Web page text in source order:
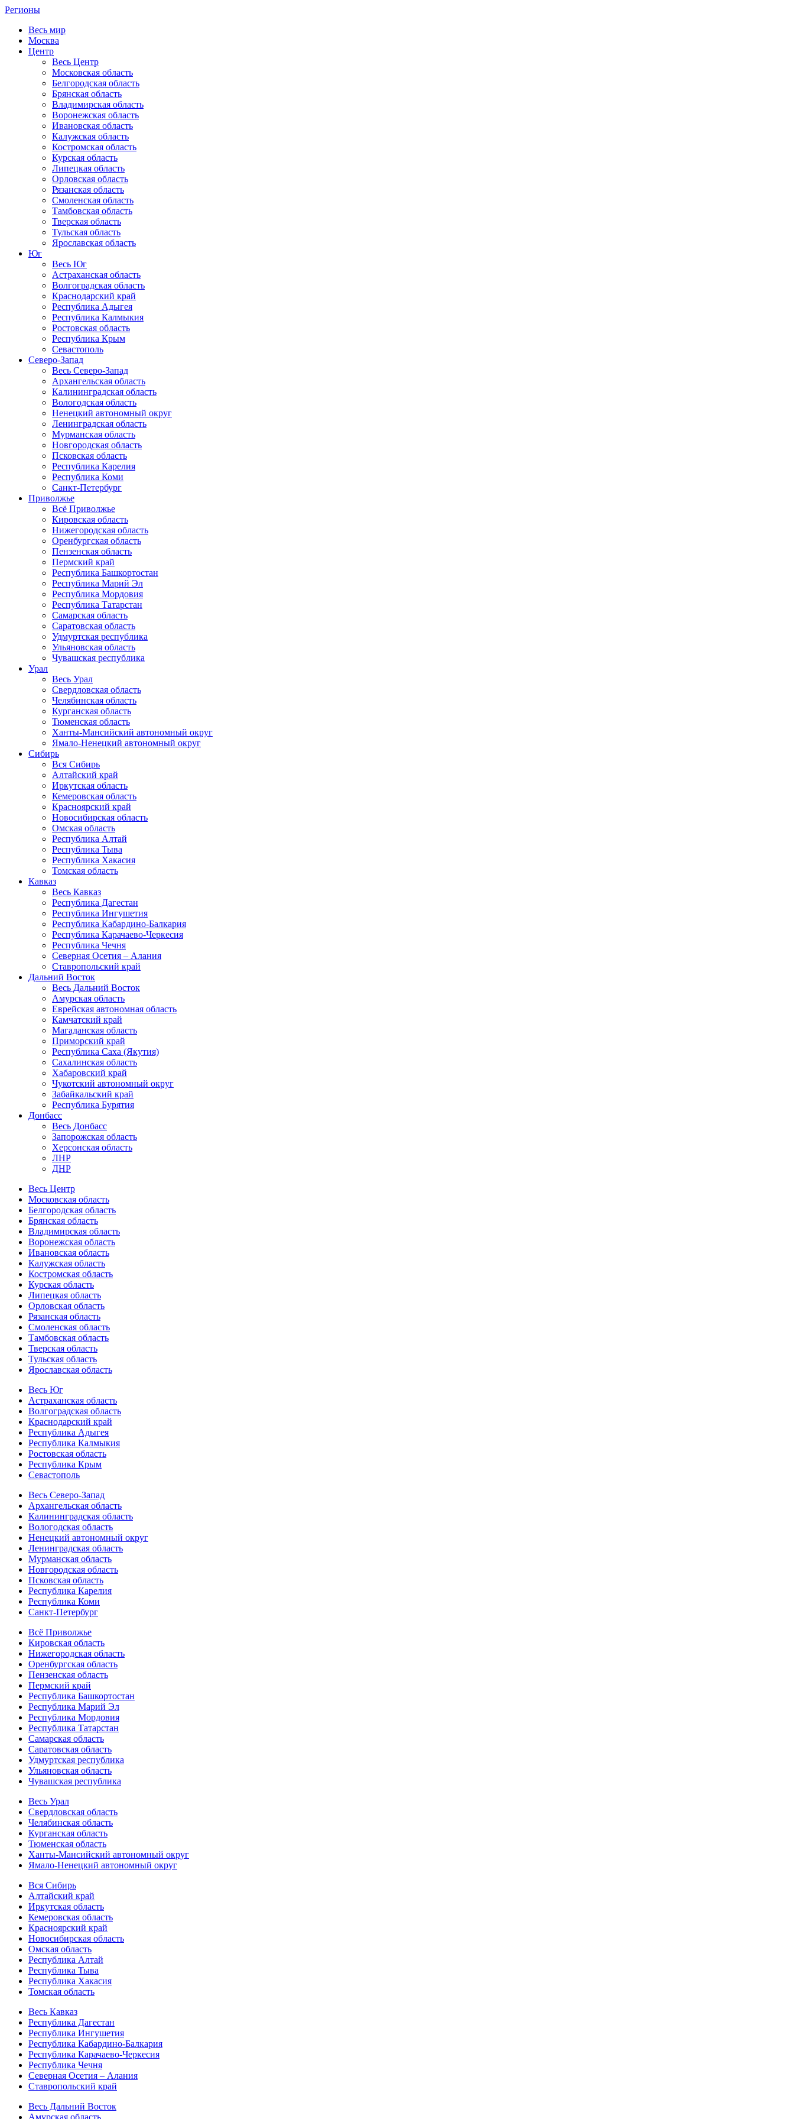
Регионы
Весь мир
Москва
Центр
Весь Центр
Московская область
Белгородская область
Брянская область
Владимирская область
Воронежская область
Ивановская область
Калужская область
Костромская область
Курская область
Липецкая область
Орловская область
Рязанская область
Смоленская область
Тамбовская область
Тверская область
Тульская область
Ярославская область
Юг
Весь Юг
Астраханская область
Волгоградская область
Краснодарский край
Республика Адыгея
Республика Калмыкия
Ростовская область
Республика Крым
Севастополь
Северо-Запад
Весь Северо-Запад
Архангельская область
Калининградская область
Вологодская область
Ненецкий автономный округ
Ленинградская область
Мурманская область
Новгородская область
Псковская область
Республика Карелия
Республика Коми
Санкт-Петербург
Приволжье
Всё Приволжье
Кировская область
Нижегородская область
Оренбургская область
Пензенская область
Пермский край
Республика Башкортостан
Республика Марий Эл
Республика Мордовия
Республика Татарстан
Самарская область
Саратовская область
Удмуртская республика
Ульяновская область
Чувашская республика
Урал
Весь Урал
Свердловская область
Челябинская область
Курганская область
Тюменская область
Ханты-Мансийский автономный округ
Ямало-Ненецкий автономный округ
Сибирь
Вся Сибирь
Алтайский край
Иркутская область
Кемеровская область
Красноярский край
Новосибирская область
Омская область
Республика Алтай
Республика Тыва
Республика Хакасия
Томская область
Кавказ
Весь Кавказ
Республика Дагестан
Республика Ингушетия
Республика Кабардино-Балкария
Республика Карачаево-Черкесия
Республика Чечня
Северная Осетия – Алания
Ставропольский край
Дальний Восток
Весь Дальний Восток
Амурская область
Еврейская автономная область
Камчатский край
Магаданская область
Приморский край
Республика Саха (Якутия)
Сахалинская область
Хабаровский край
Чукотский автономный округ
Забайкальский край
Республика Бурятия
Донбасс
Весь Донбасс
Запорожская область
Херсонская область
ЛНР
ДНР
Весь Центр
Московская область
Белгородская область
Брянская область
Владимирская область
Воронежская область
Ивановская область
Калужская область
Костромская область
Курская область
Липецкая область
Орловская область
Рязанская область
Смоленская область
Тамбовская область
Тверская область
Тульская область
Ярославская область
Весь Юг
Астраханская область
Волгоградская область
Краснодарский край
Республика Адыгея
Республика Калмыкия
Ростовская область
Республика Крым
Севастополь
Весь Северо-Запад
Архангельская область
Калининградская область
Вологодская область
Ненецкий автономный округ
Ленинградская область
Мурманская область
Новгородская область
Псковская область
Республика Карелия
Республика Коми
Санкт-Петербург
Всё Приволжье
Кировская область
Нижегородская область
Оренбургская область
Пензенская область
Пермский край
Республика Башкортостан
Республика Марий Эл
Республика Мордовия
Республика Татарстан
Самарская область
Саратовская область
Удмуртская республика
Ульяновская область
Чувашская республика
Весь Урал
Свердловская область
Челябинская область
Курганская область
Тюменская область
Ханты-Мансийский автономный округ
Ямало-Ненецкий автономный округ
Вся Сибирь
Алтайский край
Иркутская область
Кемеровская область
Красноярский край
Новосибирская область
Омская область
Республика Алтай
Республика Тыва
Республика Хакасия
Томская область
Весь Кавказ
Республика Дагестан
Республика Ингушетия
Республика Кабардино-Балкария
Республика Карачаево-Черкесия
Республика Чечня
Северная Осетия – Алания
Ставропольский край
Весь Дальний Восток
Амурская область